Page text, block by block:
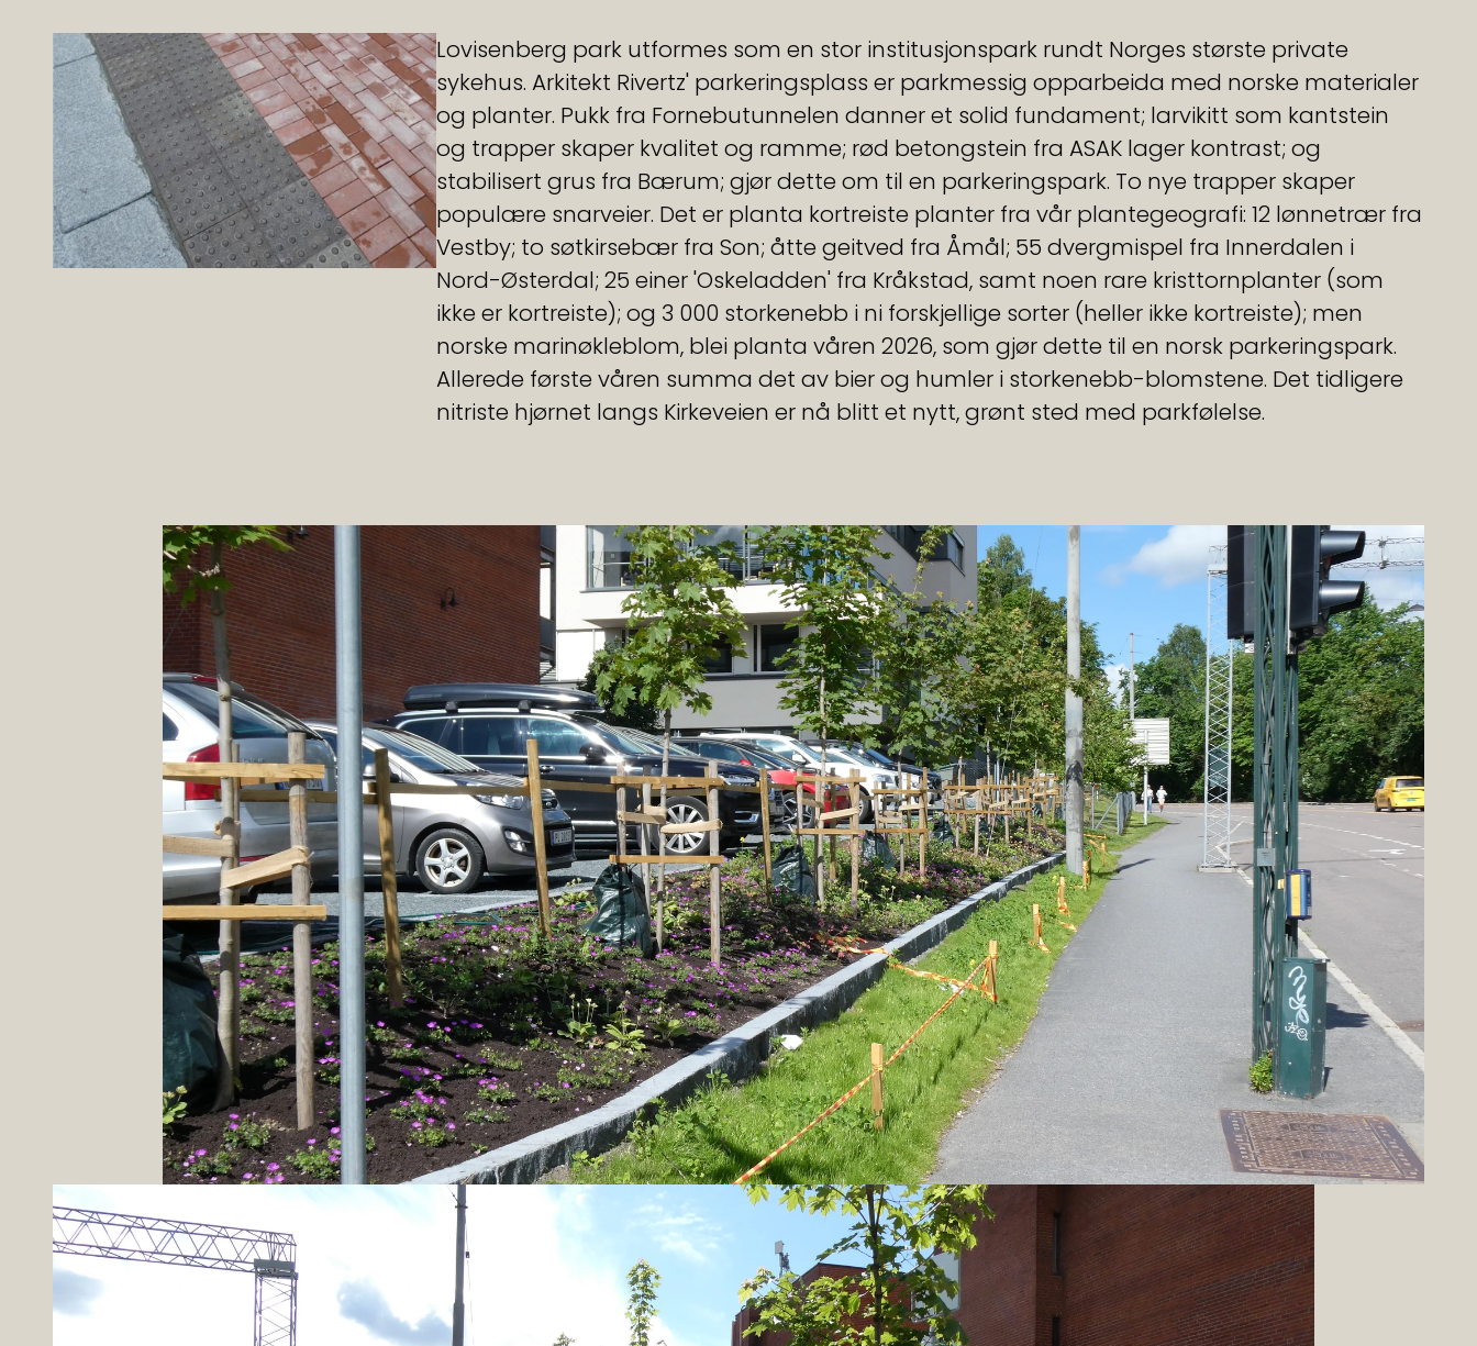
Lovisenberg park utformes som en stor institusjonspark rundt Norges største private
sykehus. Arkitekt Rivertz' parkeringsplass er parkmessig opparbeida med norske materialer
og planter. Pukk fra Fornebutunnelen danner et solid fundament; larvikitt som kantstein
og trapper skaper kvalitet og ramme; rød betongstein fra ASAK lager kontrast; og
stabilisert grus fra Bærum; gjør dette om til en parkeringspark. To nye trapper skaper
populære snarveier. Det er planta kortreiste planter fra vår plantegeografi: 12 lønnetrær fra
Vestby; to søtkirsebær fra Son; åtte geitved fra Åmål; 55 dvergmispel fra Innerdalen i
Nord-Østerdal; 25 einer 'Oskeladden' fra Kråkstad, samt noen rare kristtornplanter (som
ikke er kortreiste); og 3 000 storkenebb i ni forskjellige sorter (heller ikke kortreiste); men
norske marinøkleblom, blei planta våren 2026, som gjør dette til en norsk parkeringspark.
Allerede første våren summa det av bier og humler i storkenebb-blomstene. Det tidligere
nitriste hjørnet langs Kirkeveien er nå blitt et nytt, grønt sted med parkfølelse.